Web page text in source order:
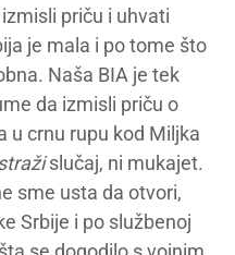
priču i uhvati
je mala i po tome što
Naša BIA je tek
da izmisli priču o
u crnu rupu kod Miljka
slučaj, ni mukajet.
sme usta da otvori,
Srbije i po službenoj